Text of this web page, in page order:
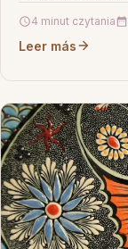
4 minut czytania
Leer más